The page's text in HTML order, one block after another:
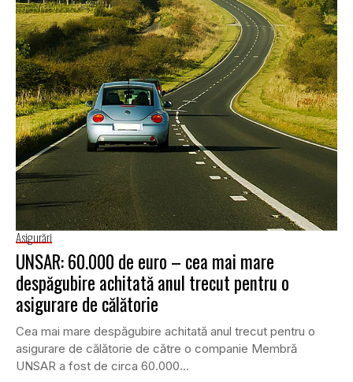
Asigurări
UNSAR: 60.000 de euro – cea mai mare
despăgubire achitată anul trecut pentru o
asigurare de călătorie
Cea mai mare despăgubire achitată anul trecut pentru o
asigurare de călătorie de către o companie Membră
UNSAR a fost de circa 60.000...